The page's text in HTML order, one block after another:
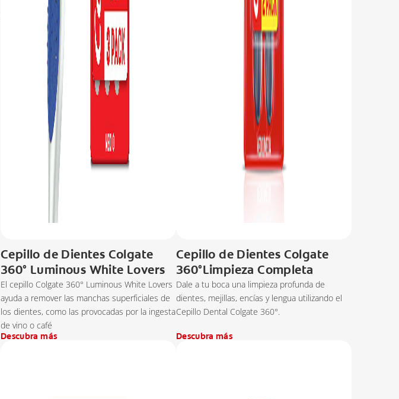
Cepillo de Dientes Colgate
360° Luminous White Lovers
El cepillo Colgate 360° Luminous White Lovers
ayuda a remover las manchas superficiales de
los dientes, como las provocadas por la ingesta
de vino o café
Descubra más
Cepillo de Dientes Colgate
360°Limpieza Completa
Dale a tu boca una limpieza profunda de
dientes, mejillas, encías y lengua utilizando el
Cepillo Dental Colgate 360°.
Descubra más